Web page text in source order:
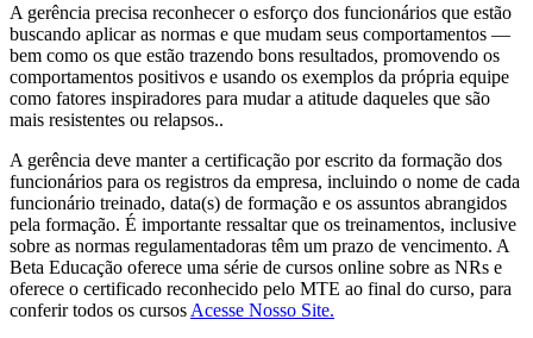
A gerência precisa reconhecer o esforço dos funcionários que estão
buscando aplicar as normas e que mudam seus comportamentos —
bem como os que estão trazendo bons resultados, promovendo os
comportamentos positivos e usando os exemplos da própria equipe
como fatores inspiradores para mudar a atitude daqueles que são
mais resistentes ou relapsos..
A gerência deve manter a certificação por escrito da formação dos
funcionários para os registros da empresa, incluindo o nome de cada
funcionário treinado, data(s) de formação e os assuntos abrangidos
pela formação. É importante ressaltar que os treinamentos, inclusive
sobre as normas regulamentadoras têm um prazo de vencimento. A
Beta Educação oferece uma série de cursos online sobre as NRs e
oferece o certificado reconhecido pelo MTE ao final do curso, para
conferir todos os cursos Acesse Nosso Site.